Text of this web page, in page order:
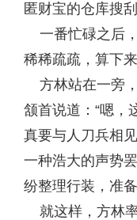
匿财宝的仓库搜
一番忙碌之后
稀稀疏疏，算下
方林站在一旁
颔首说道：“嗯，
真要与人刀兵相
一种浩大的声势
纷整理行装，准备
就这样，方林